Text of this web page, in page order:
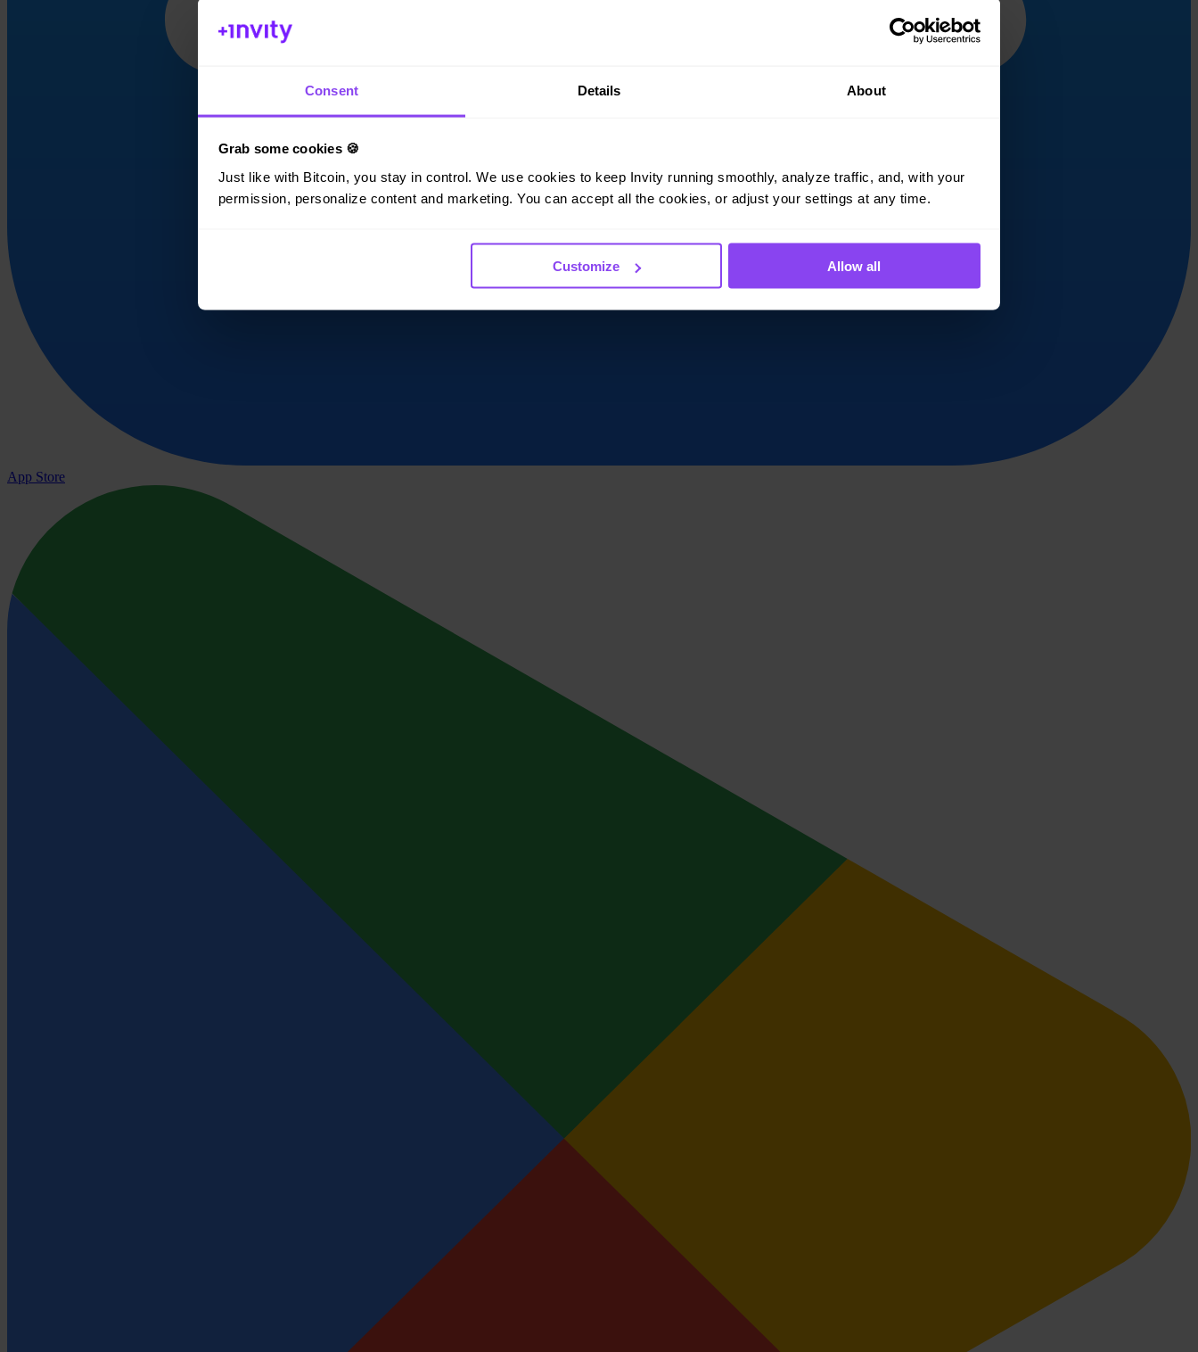
Consent Details About
Grab some cookies 🍪
Just like with Bitcoin, you stay in control. We use cookies to keep Invity running smoothly, analyze traffic, and, with your
permission, personalize content and marketing. You can accept all the cookies, or adjust your settings at any time.
Customize Allow all
App Store